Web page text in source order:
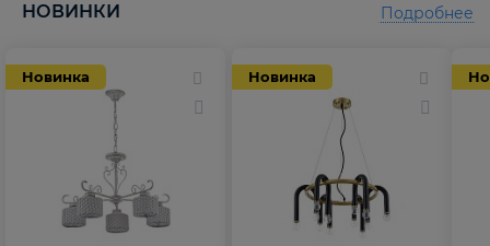
НОВИНКИ
Новинка Новинка
Подробнее